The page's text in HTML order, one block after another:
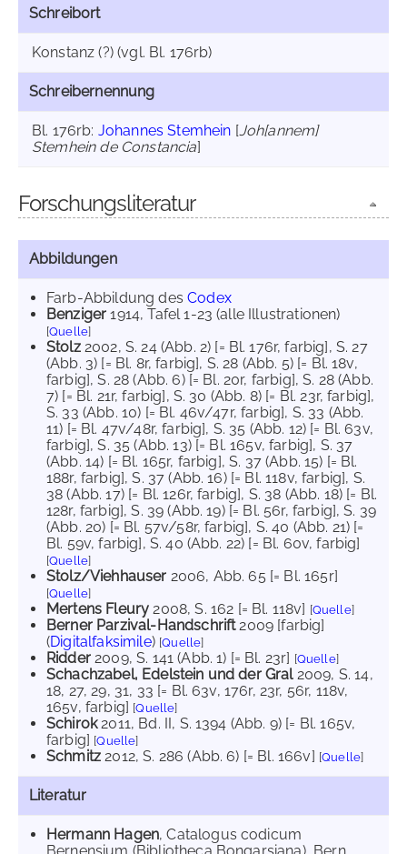
Schreibort
Konstanz (?) (vgl. Bl. 176rb)
Schreibernennung
Bl. 176rb: Johannes Stemhein [Joh[annem]
Stemhein de Constancia]
Forschungsliteratur
Abbildungen
Farb-Abbildung desCodex
Benziger 1914, Tafel 1-23 (alle Illustrationen)
[Quelle]
Stolz2002, S. 24 (Abb. 2) [= Bl. 176r, farbig], S. 27
(Abb. 3) [= Bl. 8r, farbig], S. 28 (Abb. 5) [= Bl. 18v,
farbig], S. 28 (Abb. 6) [= Bl. 20r, farbig], S. 28 (Abb.
7) [= Bl. 21r, farbig], S. 30 (Abb. 8) [= Bl. 23r, farbig],
S. 33 (Abb. 10) [= Bl. 46v/47r, farbig], S. 33 (Abb.
11) [= Bl. 47v/48r, farbig], S. 35 (Abb. 12) [= Bl. 63v,
farbig], S. 35 (Abb. 13) [= Bl. 165v, farbig], S. 37
(Abb. 14) [= Bl. 165r, farbig], S. 37 (Abb. 15) [= Bl.
188r, farbig], S. 37 (Abb. 16) [= Bl. 118v, farbig], S.
38 (Abb. 17) [= Bl. 126r, farbig], S. 38 (Abb. 18) [= Bl.
128r, farbig], S. 39 (Abb. 19) [= Bl. 56r, farbig], S. 39
(Abb. 20) [= Bl. 57v/58r, farbig], S. 40 (Abb. 21) [=
Bl. 59v, farbig], S. 40 (Abb. 22) [= Bl. 60v, farbig]
[Quelle]
Stolz/Viehhauser 2006, Abb. 65 [= Bl. 165r]
[Quelle]
Mertens Fleury 2008, S. 162 [= Bl. 118v] [Quelle]
Berner Parzival-Handschrift2009 [farbig]
(Digitalfaksimile) [Quelle]
Ridder2009, S. 141 (Abb. 1) [= Bl. 23r] [Quelle]
Schachzabel, Edelstein und der Gral2009, S. 14,
18, 27, 29, 31, 33 [= Bl. 63v, 176r, 23r, 56r, 118v,
165v, farbig] [Quelle]
Schirok2011, Bd. II, S. 1394 (Abb. 9) [= Bl. 165v,
farbig] [Quelle]
Schmitz 2012, S. 286 (Abb. 6) [= Bl. 166v] [Quelle]
Literatur
Hermann Hagen, Catalogus codicum